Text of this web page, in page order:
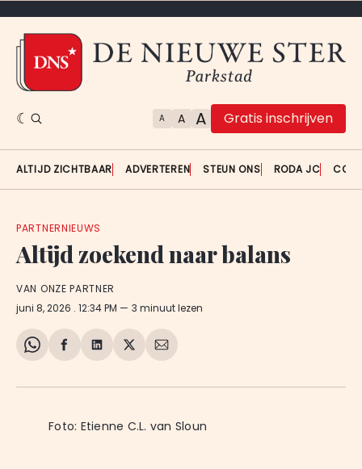
A A A Gratis inschrijven
ALTIJD ZICHTBAAR ADVERTEREN STEUN ONS RODA JC
PARTNERNIEUWS
Altijd zoekend naar balans
VAN ONZE PARTNER
juni 8, 2026 . 12:34 PM 3 minuut lezen
Share
WhatsApp
Delen
Facebook
Delen
LinkedIn
Share
X
Deel
E-
Foto: Etienne C.L. van Sloun